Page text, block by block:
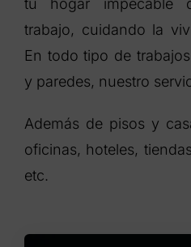
tu hogar impecable
trabajo, cuidando la
En todo tipo de
y paredes, nuestro
Además de pisos y
oficinas, hoteles,
etc.